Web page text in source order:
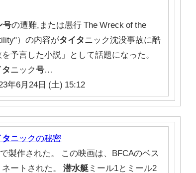
号の遭難,または愚行 The Wreck of the
）の内容がタイタ ニック沈没事故に酷
予言した小説」として話題になった。
タ ニック号
年6月24日 (土) 15:12
タ ニックの秘密
製作された。 この映画は、BFCAのベス
ネートされた。潜水艇 ミール1とミール2